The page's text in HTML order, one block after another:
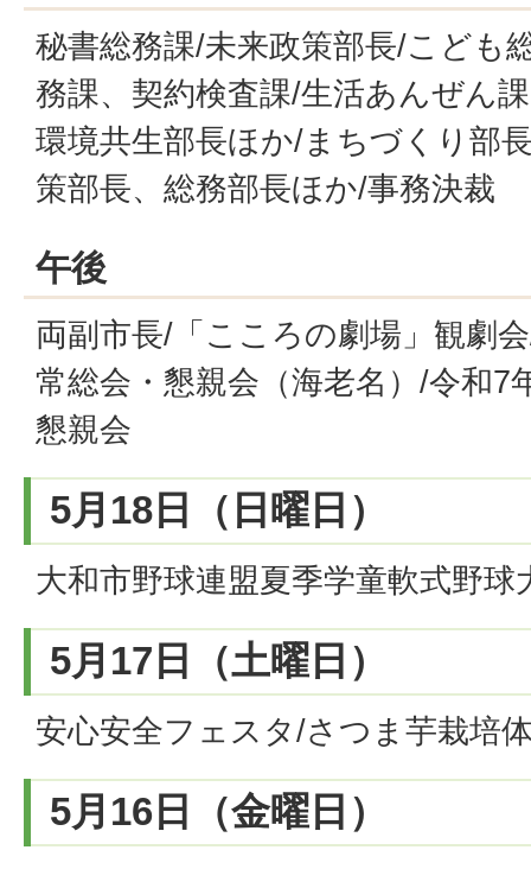
秘書総務課/未来政策部長/こども
務課、契約検査課/生活あんぜん
環境共生部長ほか/まちづくり部
策部長、総務部長ほか/事務決裁
午後
両副市長/「こころの劇場」観劇
常総会・懇親会（海老名）/令和7
懇親会
5月18日（日曜日）
大和市野球連盟夏季学童軟式野球
5月17日（土曜日）
安心安全フェスタ/さつま芋栽培
5月16日（金曜日）